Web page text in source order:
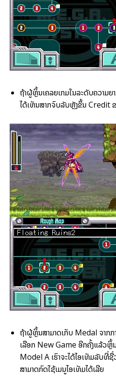
ຖ້າຜູ້ຫຼິ້ນເຄລຍເກມໃນລະດັບຄວາມຍ
ໄດ້ເຫັນສາກຈົບລັບຫຼັງຂຶ້ນ Credit ຂ
ຖ້າຜູ້ຫຼິ້ນສາມາດເກັບ Medal ຈາກ
ເລືອກ New Game ອີກຄັ້ງແລ້ວຫຼິ້
Model A ເຮົາຈະໄດ້ໄອເທັມລັບທີ່
ສາມາດກົດໃຊ້ເມນູໄອເທັມໄດ້ເລີຍ